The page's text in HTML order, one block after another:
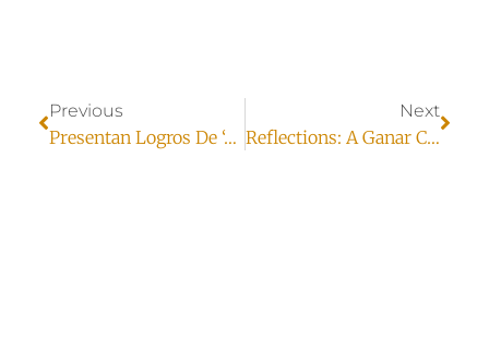
Previous
Presentan Logros De ‘A Ganar Juárez’
Next
Reflections: A Ganar Ciudad Juárez